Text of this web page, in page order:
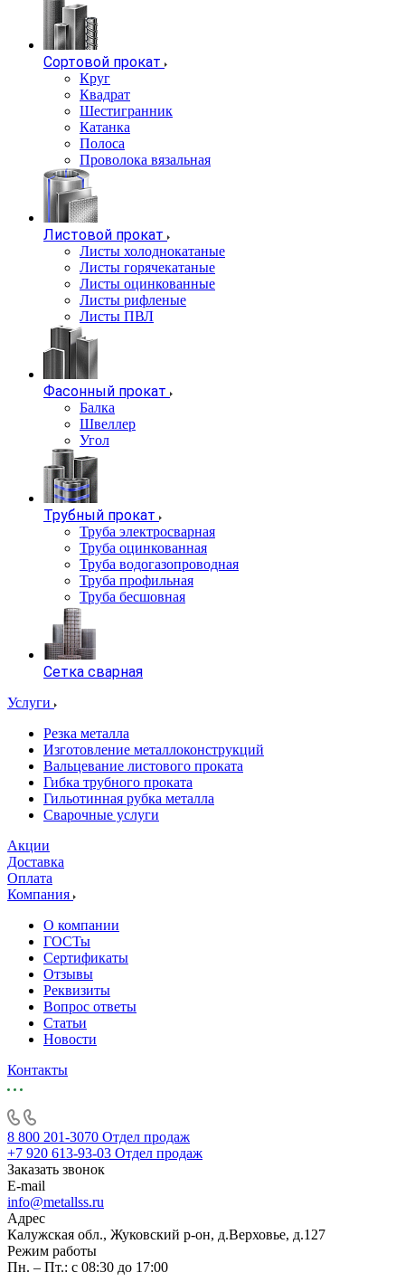
Сортовой прокат
Круг
Квадрат
Шестигранник
Катанка
Полоса
Проволока вязальная
Листовой прокат
Листы холоднокатаные
Листы горячекатаные
Листы оцинкованные
Листы рифленые
Листы ПВЛ
Фасонный прокат
Балка
Швеллер
Угол
Трубный прокат
Труба электросварная
Труба оцинкованная
Труба водогазопроводная
Труба профильная
Труба бесшовная
Сетка сварная
Услуги
Резка металла
Изготовление металлоконструкций
Вальцевание листового проката
Гибка трубного проката
Гильотинная рубка металла
Сварочные услуги
Акции
Доставка
Оплата
Компания
О компании
ГОСТы
Сертификаты
Отзывы
Реквизиты
Вопрос ответы
Статьи
Новости
Контакты
8 800 201-3070 Отдел продаж
+7 920 613-93-03 Отдел продаж
Заказать звонок
E-mail
info@metallss.ru
Адрес
Калужская обл., Жуковский р-он, д.Верховье, д.127
Режим работы
Пн. – Пт.: с 08:30 до 17:00